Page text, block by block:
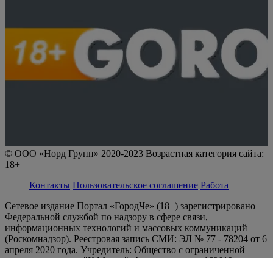
© ООО «Норд Групп» 2020-2023 Возрастная категория сайта:
18+
Контакты Пользовательское соглашение Работа
Сетевое издание Портал «ГородЧе» (18+) зарегистрировано
Федеральной службой по надзору в сфере связи,
информационных технологий и массовых коммуникаций
(Роскомнадзор). Реестровая запись СМИ: ЭЛ № 77 - 78204 от 6
апреля 2020 года. Учредитель: Общество с ограниченной